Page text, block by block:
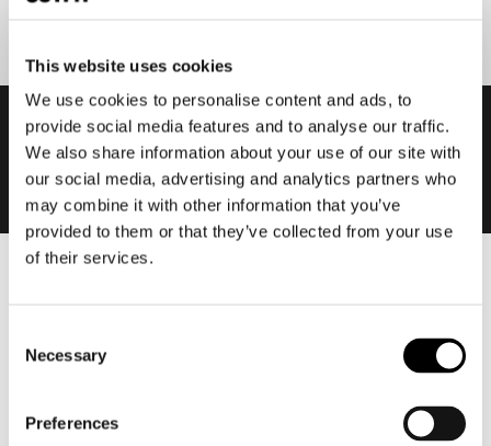
This website uses cookies
We use cookies to personalise content and ads, to
provide social media features and to analyse our traffic.
We also share information about your use of our site with
our social media, advertising and analytics partners who
may combine it with other information that you’ve
provided to them or that they’ve collected from your use
of their services.
Selection
Necessary
Preferences
Motorjas heren